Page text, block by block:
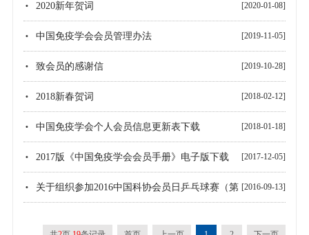
[2020-01-08]
2020新年贺词
[2019-11-05]
中国免疫学会会员管理办法
[2019-10-28]
致会员的感谢信
[2018-02-12]
2018新春贺词
[2018-01-18]
中国免疫学会个人会员信息更新表下载
[2017-12-05]
2017版《中国免疫学会会员手册》电子版下载
[2016-09-13]
关于组织参加2016中国科协会员日乒乓球赛（第